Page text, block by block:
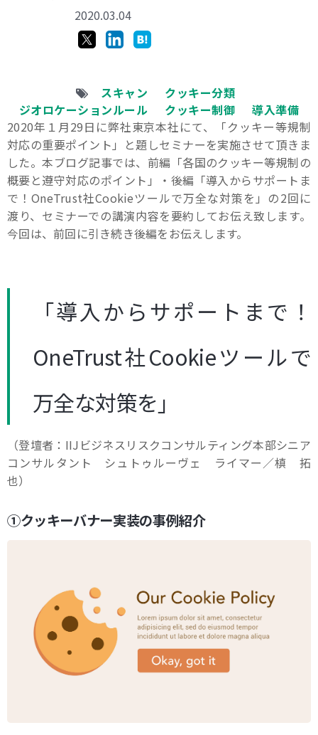
2020.03.04
スキャン
クッキー分類
ジオロケーションルール
クッキー制御
導入準備
2020年１月29日に弊社東京本社にて、「クッキー等規制
対応の重要ポイント」と題しセミナーを実施させて頂きま
した。本ブログ記事では、前編「各国のクッキー等規制の
概要と遵守対応のポイント」・後編「導入からサポートま
で！OneTrust社Cookieツールで万全な対策を」の2回に
渡り、セミナーでの講演内容を要約してお伝え致します。
今回は、前回に引き続き後編をお伝えします。
「導入からサポートまで！
OneTrust社Cookieツールで
万全な対策を」
（登壇者： IIJ ビジネスリスクコンサルティング本部シニア
コンサルタント シュトゥルーヴェ ライマー／槙 拓
也）
①クッキーバナー実装の事例紹介